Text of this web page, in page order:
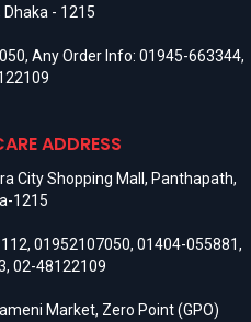
- 1215
, Any Order Info: 01945-663344,
ADDRESS
City Shopping Mall, Panthapath,
1215
, 01952107050, 01404-055881,
, 02-48122109
Market, Zero Point (GPO)